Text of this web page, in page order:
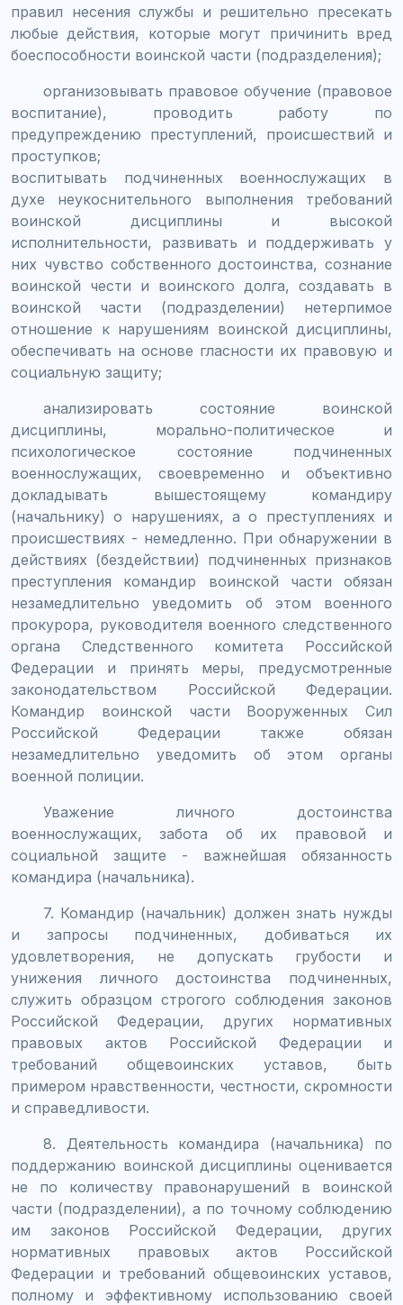
правил несения службы и решительно пресекать
любые действия, которые могут причинить вред
боеспособности воинской части (подразделения);
организовывать правовое обучение (правовое
воспитание), проводить работу по
предупреждению преступлений, происшествий и
проступков;
воспитывать подчиненных военнослужащих в
духе неукоснительного выполнения требований
воинской дисциплины и высокой
исполнительности, развивать и поддерживать у
них чувство собственного достоинства, сознание
воинской чести и воинского долга, создавать в
воинской части (подразделении) нетерпимое
отношение к нарушениям воинской дисциплины,
обеспечивать на основе гласности их правовую и
социальную защиту;
анализировать состояние воинской
дисциплины, морально-политическое и
психологическое состояние подчиненных
военнослужащих, своевременно и объективно
докладывать вышестоящему командиру
(начальнику) о нарушениях, а о преступлениях и
происшествиях - немедленно. При обнаружении в
действиях (бездействии) подчиненных признаков
преступления командир воинской части обязан
незамедлительно уведомить об этом военного
прокурора, руководителя военного следственного
органа Следственного комитета Российской
Федерации и принять меры, предусмотренные
законодательством Российской Федерации.
Командир воинской части Вооруженных Сил
Российской Федерации также обязан
незамедлительно уведомить об этом органы
военной полиции.
Уважение личного достоинства
военнослужащих, забота об их правовой и
социальной защите - важнейшая обязанность
командира (начальника).
7. Командир (начальник) должен знать нужды
и запросы подчиненных, добиваться их
удовлетворения, не допускать грубости и
унижения личного достоинства подчиненных,
служить образцом строгого соблюдения законов
Российской Федерации, других нормативных
правовых актов Российской Федерации и
требований общевоинских уставов, быть
примером нравственности, честности, скромности
и справедливости.
8. Деятельность командира (начальника) по
поддержанию воинской дисциплины оценивается
не по количеству правонарушений в воинской
части (подразделении), а по точному соблюдению
им законов Российской Федерации, других
нормативных правовых актов Российской
Федерации и требований общевоинских уставов,
полному и эффективному использованию своей